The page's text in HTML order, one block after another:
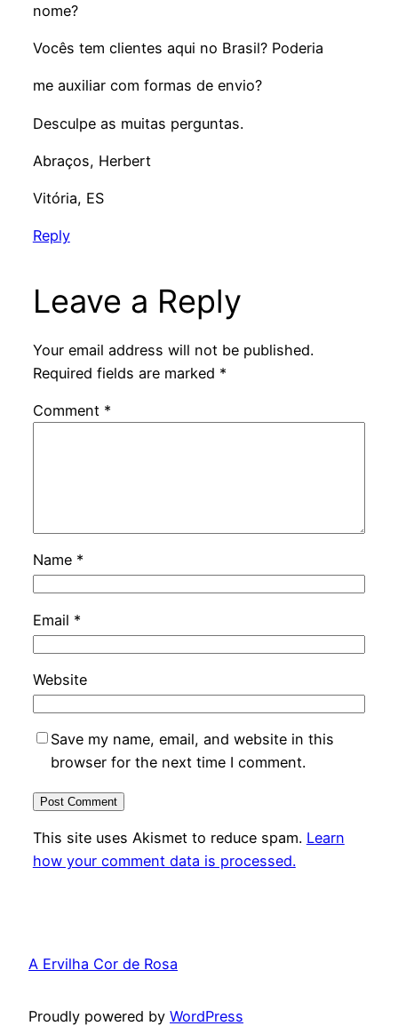
nome?
Vocês tem clientes aqui no Brasil? Poderia
me auxiliar com formas de envio?
Desculpe as muitas perguntas.
Abraços, Herbert
Vitória, ES
Reply
Leave a Reply
Your email address will not be published.
Required fields are marked *
Comment *
Name *
Email *
Website
Save my name, email, and website in this
browser for the next time I comment.
This site uses Akismet to reduce spam. Learn
how your comment data is processed.
A Ervilha Cor de Rosa
Proudly powered by WordPress